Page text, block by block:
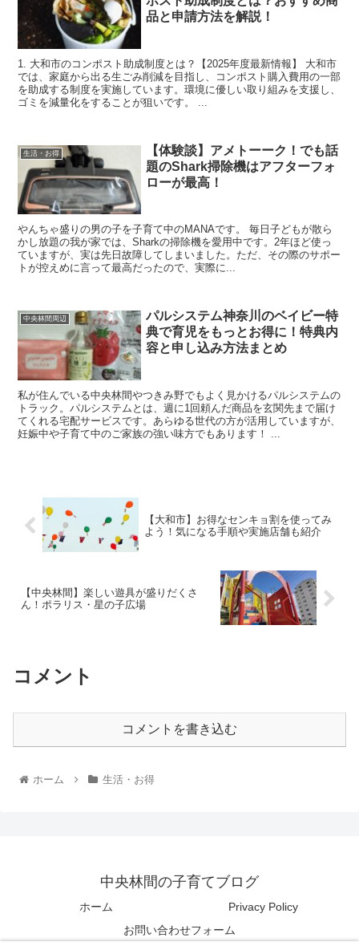
品と申請方法を解説！
1. 大和市のコンポスト助成制度とは？【2025年度最新情報】 大和市
では、家庭から出る生ごみ削減を目指し、コンポスト購入費用の一部
を助成する制度を実施しています。環境に優しい取り組みを支援し、
ゴミを減量化をすることが狙いです。 ...
生活・お得
【体験談】アメトーーク！でも話
題のShark掃除機はアフターフォ
ローが最高！
やんちゃ盛りの男の子を子育て中のMANAです。 毎日子どもが散ら
かし放題の我が家では、Sharkの掃除機を愛用中です。2年ほど使っ
ていますが、実は先日故障してしまいました。ただ、その際のサポー
トが控えめに言って最高だったので、実際に...
中央林間周辺
パルシステム神奈川のベイビー特
典で育児をもっとお得に！特典内
容と申し込み方法まとめ
私が住んでいる中央林間やつきみ野でもよく見かけるパルシステムの
トラック。パルシステムとは、週に1回頼んだ商品を玄関先まで届け
てくれる宅配サービスです。あらゆる世代の方が活用していますが、
妊娠中や子育て中のご家族の強い味方でもあります！ ...
【大和市】お得なセンキョ割を使ってみ
よう！気になる手順や実施店舗も紹介
【中央林間】楽しい遊具が盛りだくさ
ん！ポラリス・星の子広場
コメント
コメントを書き込む
ホーム 生活・お得
中央林間の子育てブログ
ホーム
Privacy Policy
お問い合わせフォーム